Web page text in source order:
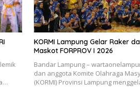
KORMI Lampung Gelar Raker
Maskot FORPROV I 2026
Bandar Lampung –
dan anggota Komite Olahraga
(KORMI) Provinsi Lampung